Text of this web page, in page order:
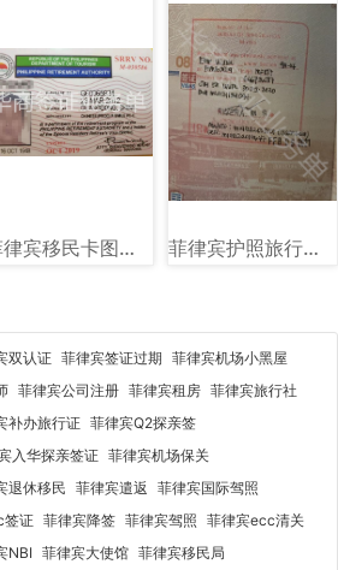
菲律宾移民卡图片样式讲解 菲律宾护照旅行证盖章图片样式
双认证 菲律宾签证过期 菲律宾机场小黑屋
菲律宾公司注册 菲律宾租房 菲律宾旅行社
补办旅行证 菲律宾Q2探亲签
入华探亲签证 菲律宾机场保关
退休移民 菲律宾遣返 菲律宾国际驾照
签证 菲律宾降签 菲律宾驾照 菲律宾ecc清关
NBI 菲律宾大使馆 菲律宾移民局